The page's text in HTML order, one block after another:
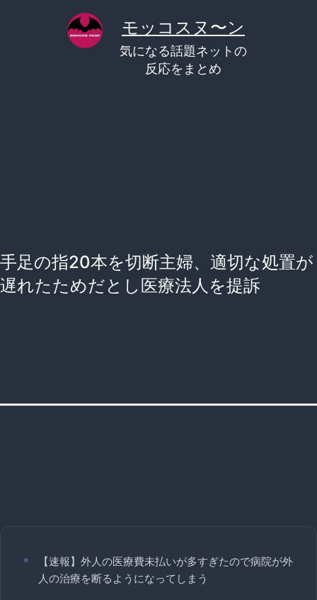
モッコスヌ〜ン
気になる話題ネットの
反応をまとめ
手足の指20本を切断主婦、適切な処置が
遅れたためだとし医療法人を提訴
【速報】外人の医療費未払いが多すぎたので病院が外
人の治療を断るようになってしまう